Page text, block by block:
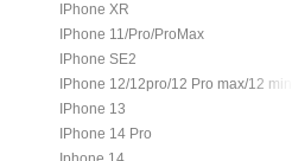
IPhone XR
IPhone 11/Pro/ProMax
IPhone SE2
IPhone 12/12pro/12 Pro max/12 mini.
IPhone 13
IPhone 14 Pro